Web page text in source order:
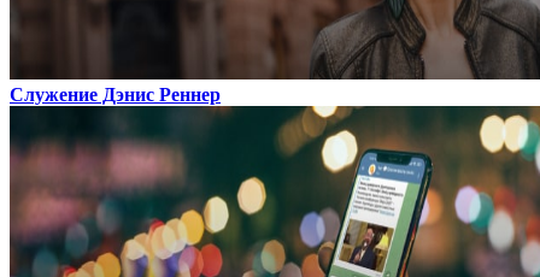
Служение Дэнис Реннер